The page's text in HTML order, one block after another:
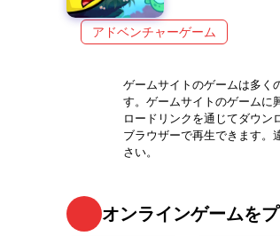
アドベンチャーゲーム
ゲームサイトのゲームは多く
す。ゲームサイトのゲームに
ロードリンクを通じてダウン
ブラウザーで再生できます。
さい。
オンラインゲームを